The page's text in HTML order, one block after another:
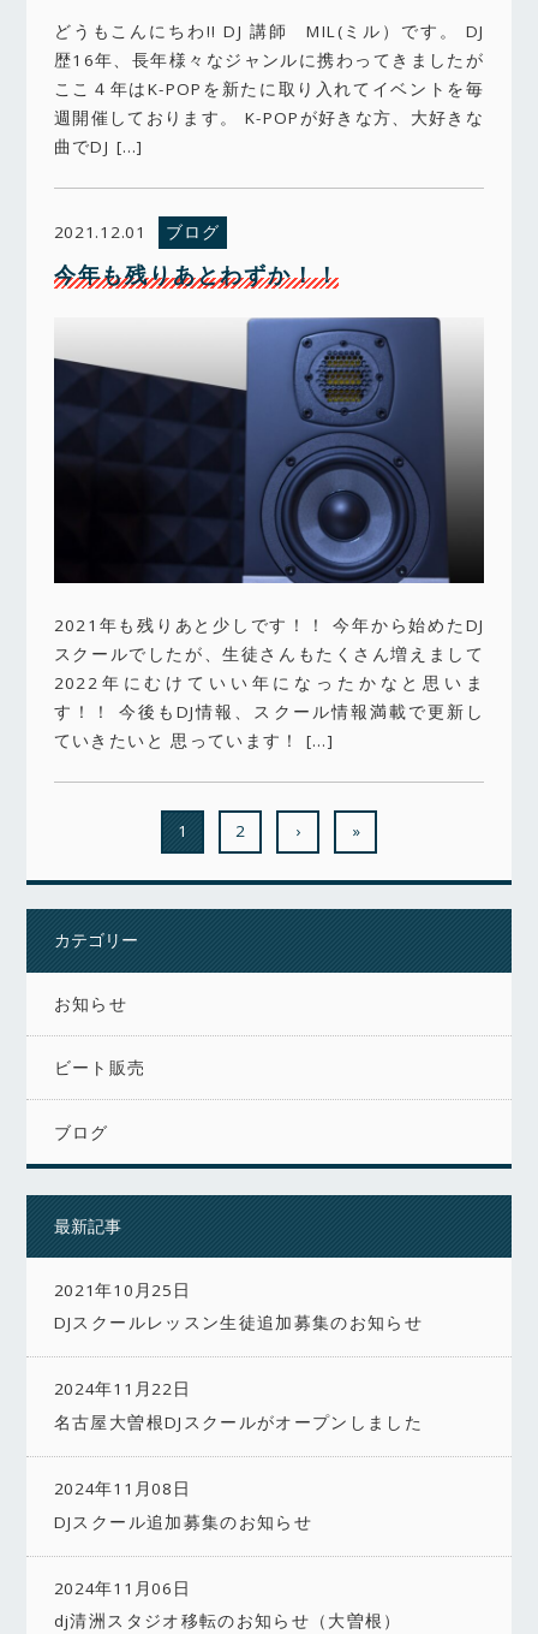
どうもこんにちわ!! DJ 講師 MIL(ミル）です。 DJ
歴16年、長年様々なジャンルに携わってきましたが
ここ４年はK-POPを新たに取り入れてイベントを毎
週開催しております。 K-POPが好きな方、大好きな
曲でDJ […]
2021.12.01 ブログ
今年も残りあとわずか！！
2021年も残りあと少しです！！ 今年から始めたDJ
スクールでしたが、生徒さんもたくさん増えまして
2022年にむけていい年になったかなと思いま
す！！ 今後もDJ情報、スクール情報満載で更新し
ていきたいと 思っています！ […]
1 2 › »
カテゴリー
お知らせ
ビート販売
ブログ
最新記事
2021年10月25日
DJスクールレッスン生徒追加募集のお知らせ
2024年11月22日
名古屋大曽根DJスクールがオープンしました
2024年11月08日
DJスクール追加募集のお知らせ
2024年11月06日
dj清洲スタジオ移転のお知らせ（大曽根）